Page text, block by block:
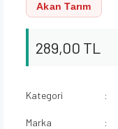
Akan Tarım
289,00 TL
Kategori
Marka